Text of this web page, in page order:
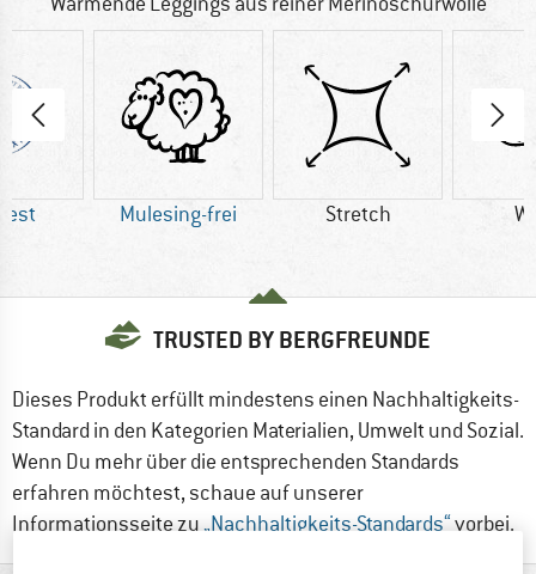
Mulesing-frei Stretch
TRUSTED BY BERGFREUNDE
Dieses Produkt erfüllt mindestens einen Nachhaltigkeits-
Standard in den Kategorien Materialien, Umwelt und Sozial.
Wenn Du mehr über die entsprechenden Standards
erfahren möchtest, schaue auf unserer
Informationsseite zu„Nachhaltigkeits-Standards“vorbei.